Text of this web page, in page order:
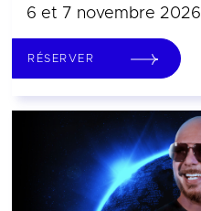
6 et 7 novembre 2026
RÉSERVER